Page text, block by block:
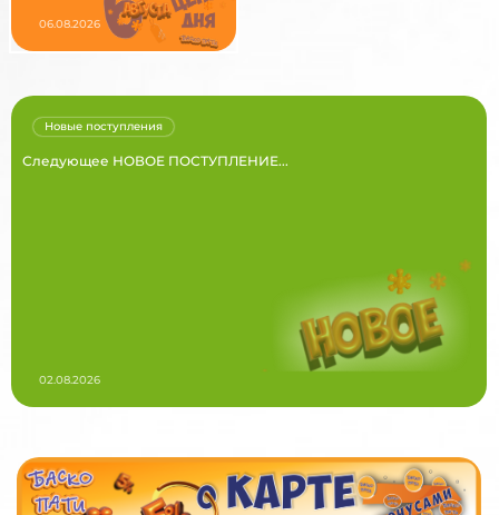
06.08.2026
Следующее НОВОЕ ПОСТУПЛЕНИЕ...
Новые поступления
02.08.2026